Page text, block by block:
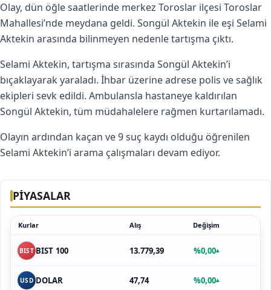
Olay, dün öğle saatlerinde merkez Toroslar ilçesi Toroslar
Mahallesi’nde meydana geldi. Songül Aktekin ile eşi Selami
Aktekin arasında bilinmeyen nedenle tartışma çıktı.
Selami Aktekin, tartışma sırasında Songül Aktekin’i
bıçaklayarak yaraladı. İhbar üzerine adrese polis ve sağlık
ekipleri sevk edildi. Ambulansla hastaneye kaldırılan
Songül Aktekin, tüm müdahalelere rağmen kurtarılamadı.
Olayın ardından kaçan ve 9 suç kaydı olduğu öğrenilen
Selami Aktekin’i arama çalışmaları devam ediyor.
PİYASALAR
Kurlar Alış Değişim
BIST BIST 100 13.779,39 %0,00▴
USD DOLAR 47,74 %0,00▴